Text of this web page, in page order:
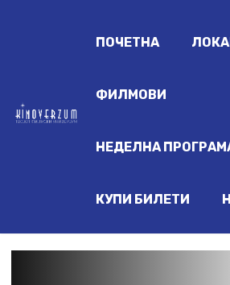
ПОЧЕТНА
ФИЛМОВИ
НЕДЕЛНА
КУПИ БИЛЕТИ